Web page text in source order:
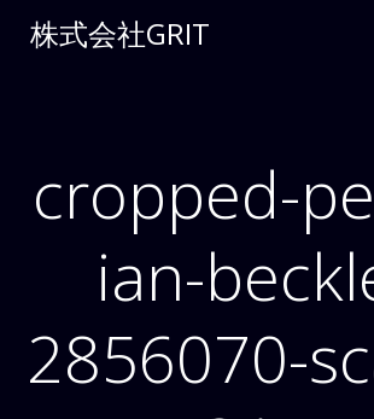
ス
キ
プ
株式会社GRIT
cropped-
ian-
2856070-